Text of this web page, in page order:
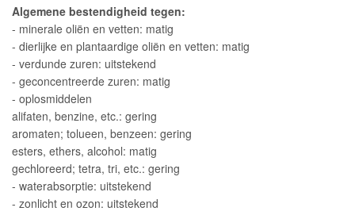
Algemene bestendigheid tegen:
- minerale oliën en vetten: matig
- dierlijke en plantaardige oliën en vetten: matig
- verdunde zuren: uitstekend
- geconcentreerde zuren: matig
- oplosmiddelen
alifaten, benzine, etc.: gering
aromaten; tolueen, benzeen: gering
esters, ethers, alcohol: matig
gechloreerd; tetra, tri, etc.: gering
- waterabsorptie: uitstekend
- zonlicht en ozon: uitstekend